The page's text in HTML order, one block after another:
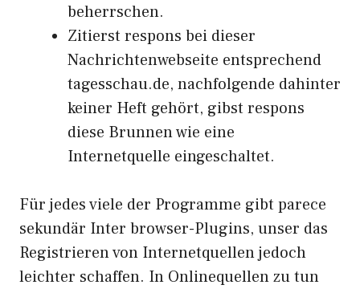
beherrschen.
Zitierst respons bei dieser
Nachrichtenwebseite entsprechend
tagesschau.de, nachfolgende dahinter
keiner Heft gehört, gibst respons
diese Brunnen wie eine
Internetquelle eingeschaltet.
Für jedes viele der Programme gibt parece
sekundär Inter browser-Plugins, unser das
Registrieren von Internetquellen jedoch
leichter schaffen. In Onlinequellen zu tun